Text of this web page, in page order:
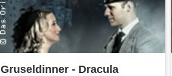
Gruseldinner - Dracula